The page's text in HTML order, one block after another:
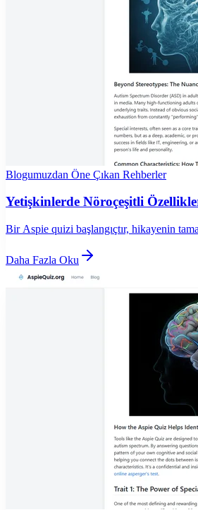
Blogumuzdan Öne Çıkan Rehberler
Yetişkinlerde Nöroçeşitli
Bir Aspie quizi başlangıçtır, hikayenin
Daha Fazla Oku